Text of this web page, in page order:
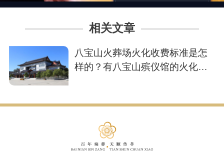
相关文章
八宝山火葬场火化收费标准是怎
样的？有八宝山殡仪馆的火化流